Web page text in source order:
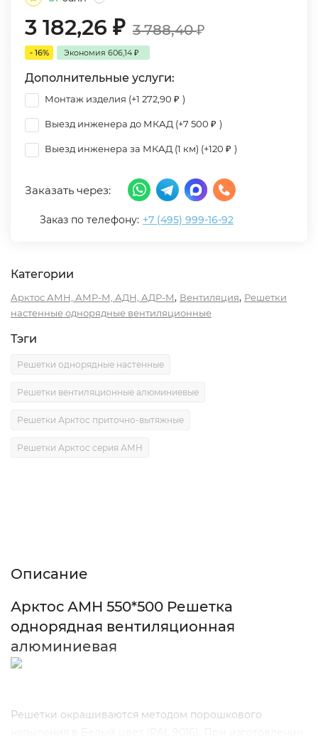
3 182,26 ₽ 3 788,40₽
- 16% Экономия 606,14 ₽
Дополнительные услуги:
Монтаж изделия (+1 272,90 ₽ )
Выезд инженера до МКАД (+7 500 ₽ )
Выезд инженера за МКАД (1 км) (+120 ₽ )
Заказать через:
Заказ по телефону: +7 (495) 999-16-92
Категории
Арктос АМН, АМР-М, АДН, АДР-М, Вентиляция, Решетки
настенные однорядные вентиляционные
Тэги
Решетки однорядные настенные
Решетки вентиляционные алюминиевые
Решетки Арктос приточно-вытяжные
Решетки Арктос серия АМН
Описание
Арктос АМН 550*500 Решетка
однорядная вентиляционная
алюминиевая
Решетки окрашиваются методом порошкового